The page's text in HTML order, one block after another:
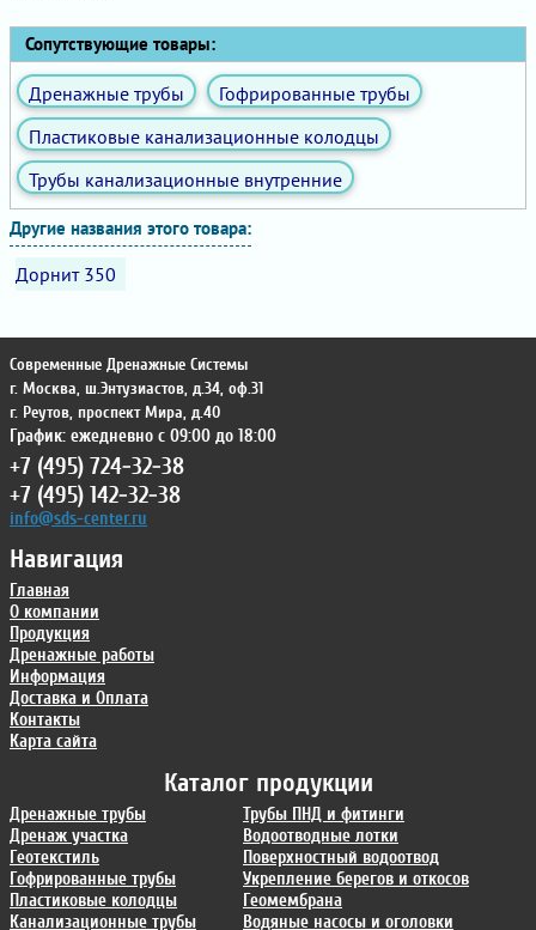
Сопутствующие товары:
Дренажные трубы
Гофрированные трубы
Пластиковые канализационные колодцы
Трубы канализационные внутренние
Другие названия этого товара:
Дорнит 350
Каталог продукции
Дренажные трубы
Дренаж участка
Геотекстиль
Гофрированные трубы
Пластиковые колодцы
Канализационные трубы
Трубы ПНД и фитинги
Водоотводные лотки
Поверхностный водоотвод
Укрепление берегов и откосов
Геомембрана
Водяные насосы и оголовки
Навигация
Главная
О компании
Продукция
Дренажные работы
Информация
Доставка и Оплата
Контакты
Карта сайта
Современные Дренажные Системы
г. Москва, ш.Энтузиастов, д.34, оф.31
г. Реутов, проспект Мира, д.40
График: ежедневно с 09:00 до 18:00
+7 (495) 724-32-38
+7 (495) 142-32-38
info@sds-center.ru